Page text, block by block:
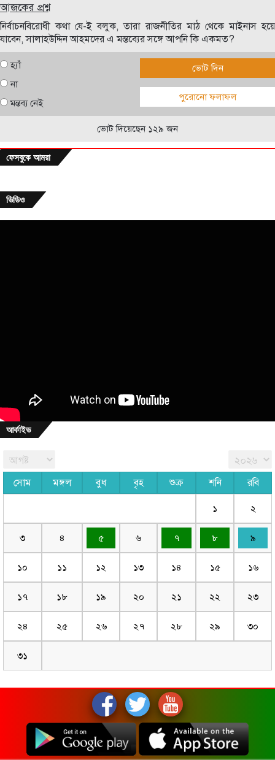
আজকের প্রশ্ন
নির্বাচনবিরোধী কথা যে-ই বলুক, তারা রাজনীতির মাঠ থেকে মাইনাস হয়ে
যাবেন, সালাহউদ্দিন আহমদের এ মন্তব্যের সঙ্গে আপনি কি একমত?
হ্যাঁ
না
মন্তব্য নেই
ভোট দিন
পুরোনো ফলাফল
ভোট দিয়েছেন ১২৯ জন
ফেসবুকে আমরা
ভিডিও
আর্কাইভ
সোম মঙ্গল বুধ বৃহ শুক্র শনি রবি
১ ২
৩ ৪ ৫ ৬ ৭ ৮ ৯
১০ ১১ ১২ ১৩ ১৪ ১৫ ১৬
১৭ ১৮ ১৯ ২০ ২১ ২২ ২৩
২৪ ২৫ ২৬ ২৭ ২৮ ২৯ ৩০
৩১